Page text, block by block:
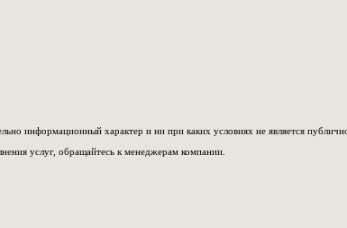
информационный характер и ни при каких условиях не является
услуг, обращайтесь к менеджерам компании.